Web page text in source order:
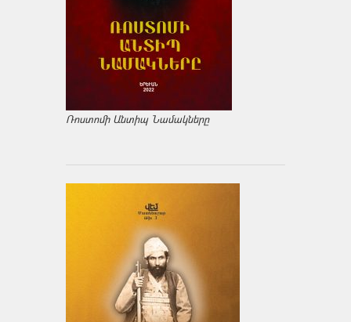
Ռոստոմի Անտիպ Նամակները